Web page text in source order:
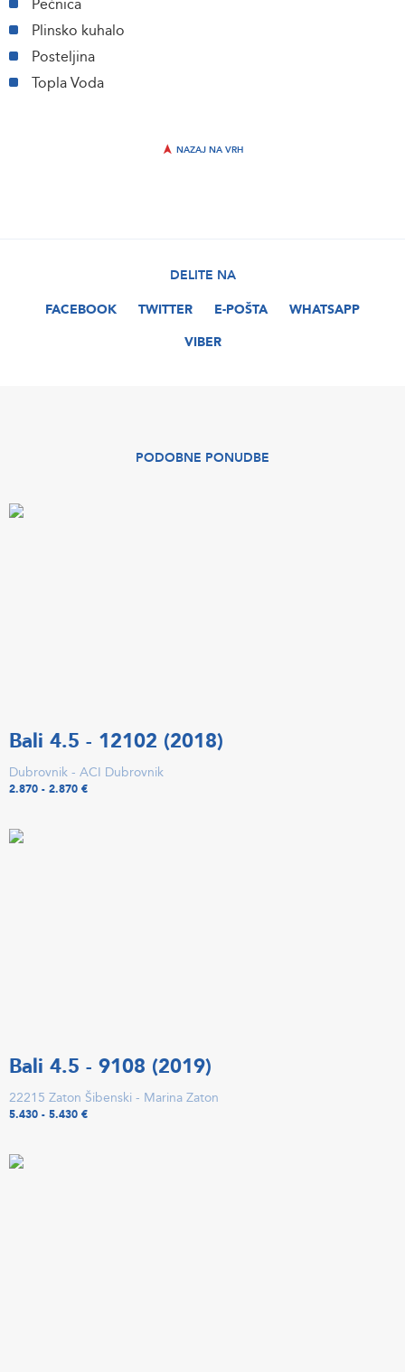
Pećnica
Plinsko kuhalo
Posteljina
Topla Voda
NAZAJ NA VRH
DELITE NA
FACEBOOK
TWITTER E-POŠTA
WHATSAPP
VIBER
PODOBNE PONUDBE
Bali 4.5 - 12102 (2018)
Dubrovnik - ACI Dubrovnik
2.870 - 2.870 €
Bali 4.5 - 9108 (2019)
22215 Zaton Šibenski - Marina Zaton
5.430 - 5.430 €